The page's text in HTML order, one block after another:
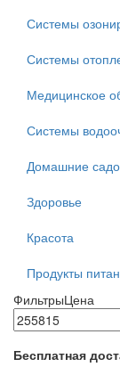
Системы
Системы
Медицинское
Системы
Домашние
Здоровье
Красота
Продукты
ФильтрыЦена
Бесплатная